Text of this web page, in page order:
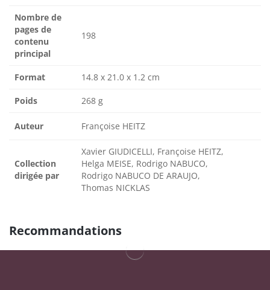
Nombre de
pages de
contenu
principal
198
Format 14.8 x 21.0 x 1.2 cm
Poids 268 g
Auteur Françoise HEITZ
Collection
dirigée par
Xavier GIUDICELLI, Françoise HEITZ,
Helga MEISE, Rodrigo NABUCO,
Rodrigo NABUCO DE ARAUJO,
Thomas NICKLAS
Recommandations